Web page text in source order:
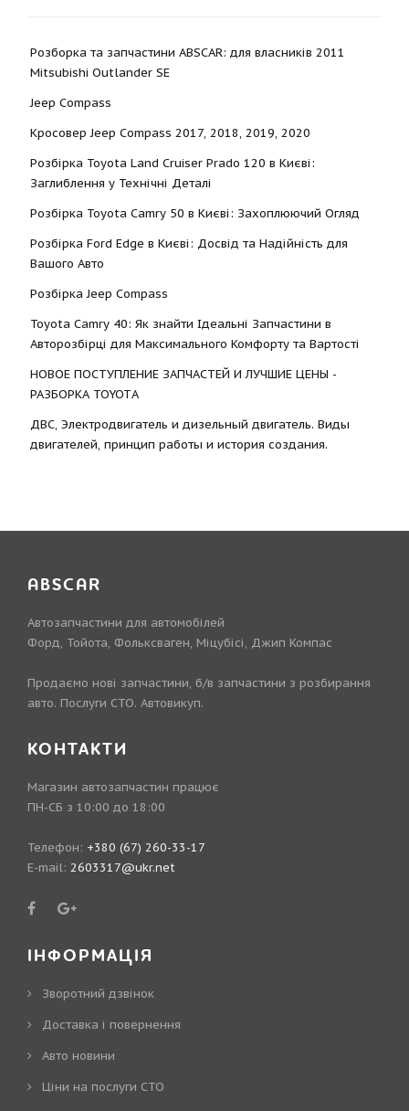
Розборка та запчастини ABSCAR: для власників 2011
Mitsubishi Outlander SE
Jeep Compass
Кросовер Jeep Compass 2017, 2018, 2019, 2020
Розбірка Toyota Land Cruiser Prado 120 в Києві:
Заглиблення у Технічні Деталі
Розбірка Toyota Camry 50 в Києві: Захоплюючий Огляд
Розбірка Ford Edge в Києві: Досвід та Надійність для
Вашого Авто
Розбірка Jeep Compass
Toyota Camry 40: Як знайти Ідеальні Запчастини в
Авторозбірці для Максимального Комфорту та Вартості
НОВОЕ ПОСТУПЛЕНИЕ ЗАПЧАСТЕЙ И ЛУЧШИЕ ЦЕНЫ -
РАЗБОРКА TOYOTА
ДВС, Электродвигатель и дизельный двигатель. Виды
двигателей, принцип работы и история создания.
ABSCAR
Автозапчастини для автомобілей
Форд, Тойота, Фольксваген, Міцубісі, Джип Компас
Продаємо нові запчастини, б/в запчастини з розбирання
авто. Послуги СТО. Автовикуп.
КОНТАКТИ
Магазин автозапчастин працює
ПН-СБ з 10:00 до 18:00
Телефон: +380 (67) 260-33-17
E-mail: 2603317@ukr.net
ІНФОРМАЦІЯ
Зворотний дзвінок
Доставка і повернення
Авто новини
Ціни на послуги СТО